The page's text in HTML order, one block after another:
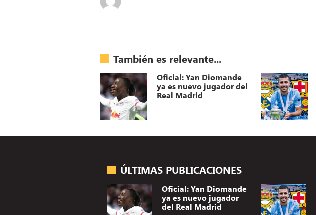
También es relevante...
Oficial: Yan Diomande
ya es nuevo jugador del
Real Madrid
ÚLTIMAS PUBLICACIONES
Oficial: Yan Diomande
ya es nuevo jugador
del Real Madrid